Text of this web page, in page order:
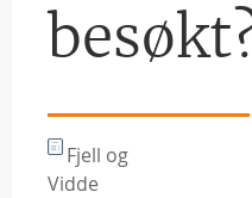
Fjell og
Vidde